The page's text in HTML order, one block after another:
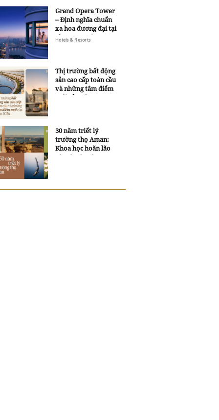
Grand Opera Tower
– Định nghĩa chuẩn
xa hoa đương đại tại
Sheraton Saigon
Hotels & Resorts
Thị trường bất động
sản cao cấp toàn cầu
và những tâm điểm
mới của năm 2026
30 năm triết lý
trường thọ Aman:
Khoa học hoãn lão
và trí tuệ ngàn xưa